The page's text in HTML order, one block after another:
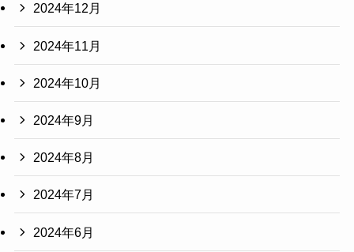
2024年12月
2024年11月
2024年10月
2024年9月
2024年8月
2024年7月
2024年6月